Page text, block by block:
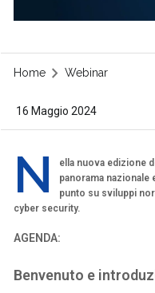
Home Webinar
16 Maggio 2024
N
ella nuova edizione
panorama nazionale
punto su sviluppi
cyber security.
AGENDA:
Benvenuto e